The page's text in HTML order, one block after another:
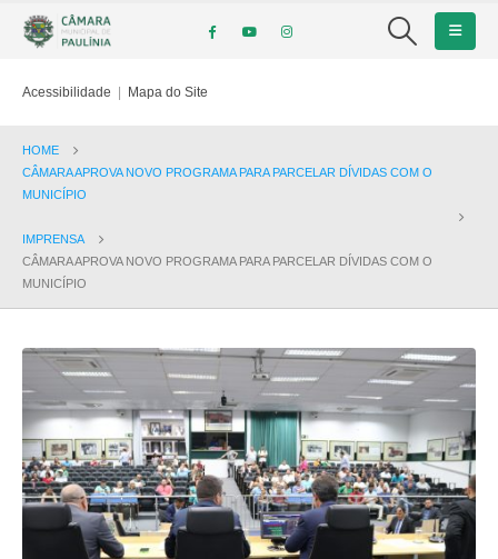
Acessibilidade | Mapa do Site
HOME
CÂMARA APROVA NOVO PROGRAMA PARA PARCELAR DÍVIDAS COM O
MUNICÍPIO
IMPRENSA
CÂMARA APROVA NOVO PROGRAMA PARA PARCELAR DÍVIDAS COM O
MUNICÍPIO